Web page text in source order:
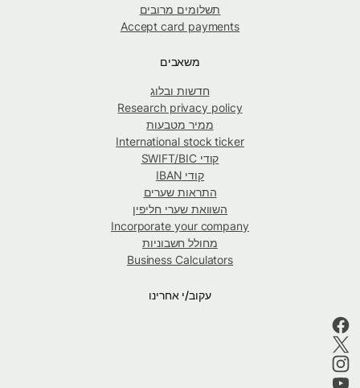
תשלומים מרובים
Accept card payments
משאבים
חדשות ובלוג
Research privacy policy
ממיר מטבעות
International stock ticker
קודי SWIFT/BIC
קודי IBAN
התראות שערים
השוואת שערי חליפין
Incorporate your company
מחולל חשבוניות
Business Calculators
עקוב/י אחרינו